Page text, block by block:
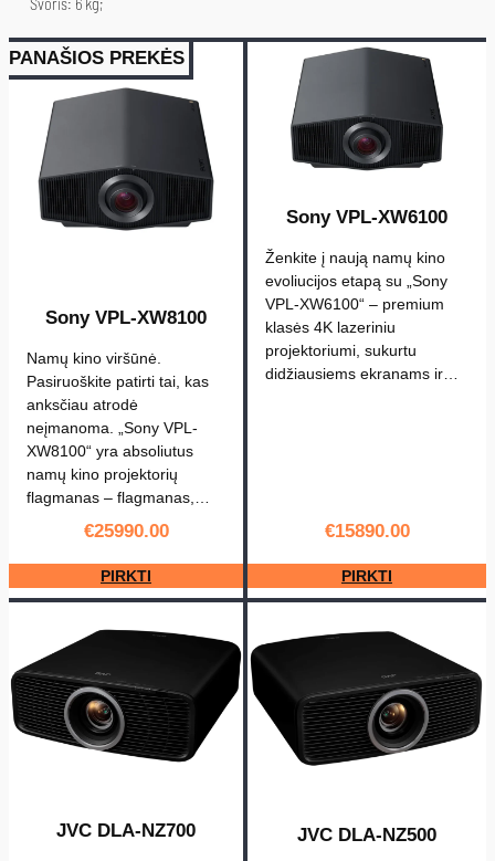
e
k
s
:
V
C
L
X
-
N
PANAŠIOS PREKĖS
Sony VPL-XW8100
Namų kino viršūnė.
Pasiruoškite patirti tai, kas
anksčiau atrodė
neįmanoma. „Sony VPL-
XW8100“ yra absoliutus
namų kino projektorių
flagmanas – flagmanas,…
€25990.00
PIRKTI
Sony VPL-XW6100
Ženkite į naują namų kino
evoliucijos etapą su „Sony
VPL-XW6100“ – premium
klasės 4K lazeriniu
projektoriumi, sukurtu
didžiausiems ekranams ir…
€15890.00
PIRKTI
JVC DLA-NZ700 JVC DLA-NZ500